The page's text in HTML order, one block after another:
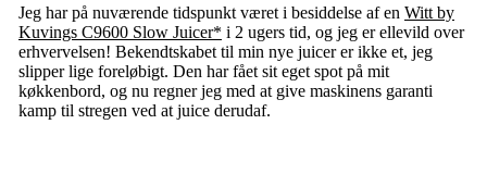
Jeg har på nuværende tidspunkt været i besiddelse af en Witt by
Kuvings C9600 Slow Juicer* i 2 ugers tid, og jeg er ellevild over
erhvervelsen! Bekendtskabet til min nye juicer er ikke et, jeg
slipper lige foreløbigt. Den har fået sit eget spot på mit
køkkenbord, og nu regner jeg med at give maskinens garanti
kamp til stregen ved at juice derudaf.